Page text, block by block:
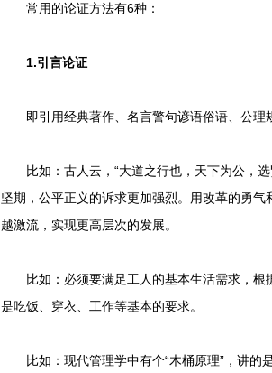
常用的论证方法有6种：
1.引言论证
即引用经典著作、名言警句谚语俗语、公理
比如：古人云，“大道之行也，天下为公，选
坚期，公平正义的诉求更加强烈。用改革的勇
越激流，实现更高层次的发展。
比如：必须要满足工人的基本生活需求，根
是吃饭、穿衣、工作等基本的要求。
比如：现代管理学中有个“木桶原理”，讲的